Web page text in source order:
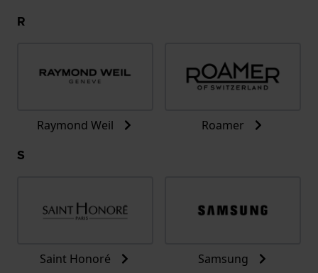
R
Raymond Weil Roamer
S
Saint Honoré Samsung